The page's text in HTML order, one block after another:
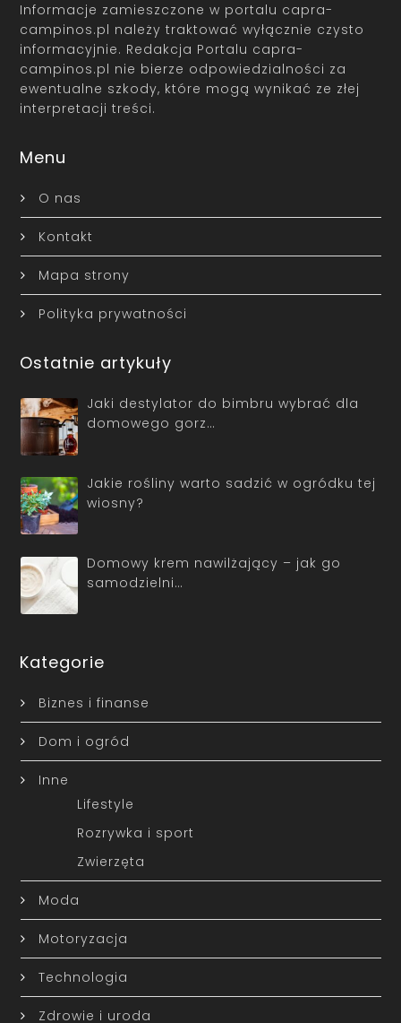
Informacje zamieszczone w portalu capra-
campinos.pl należy traktować wyłącznie czysto
informacyjnie. Redakcja Portalu capra-
campinos.pl nie bierze odpowiedzialności za
ewentualne szkody, które mogą wynikać ze złej
interpretacji treści.
Menu
O nas
Kontakt
Mapa strony
Polityka prywatności
Ostatnie artykuły
Jaki destylator do bimbru wybrać dla
domowego gorz…
Jakie rośliny warto sadzić w ogródku tej
wiosny?
Domowy krem nawilżający – jak go
samodzielni…
Kategorie
Biznes i finanse
Dom i ogród
Inne
Lifestyle
Rozrywka i sport
Zwierzęta
Moda
Motoryzacja
Technologia
Zdrowie i uroda